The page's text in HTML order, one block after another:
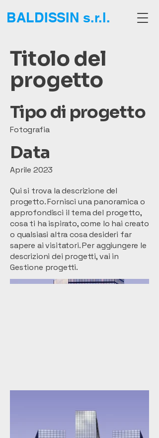
BALDISSIN s.r.l.
Titolo del
progetto
Tipo di progetto
Fotografia
Data
Aprile 2023
Qui si trova la descrizione del
progetto. Fornisci una panoramica o
approfondisci il tema del progetto,
cosa ti ha ispirato, come lo hai creato
o qualsiasi altra cosa desideri far
sapere ai visitatori. Per aggiungere le
descrizioni dei progetti, vai in
Gestione progetti.